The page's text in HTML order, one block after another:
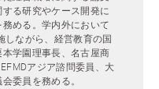
る研究やケース開発に
める。学内外において
しながら、経営教育の国
学園理事長、名古屋商
アジア諮問委員、大
委員を務める。